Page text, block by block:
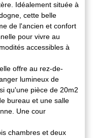
Idéalement située à
cette belle
de l'ancien et confort
pour vivre au
accessibles à
offre au rez-de-
lumineux de
qu'une pièce de 20m2
bureau et une salle
Une cour
chambres et deux